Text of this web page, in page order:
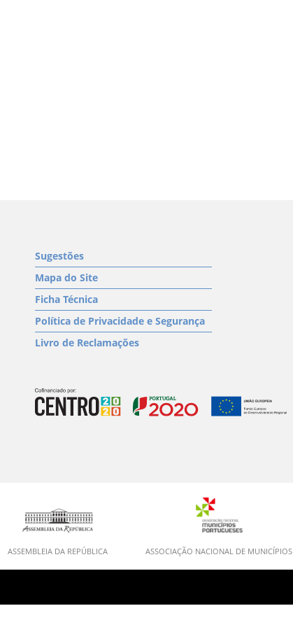
Sugestões
Mapa do Site
Ficha Técnica
Política de Privacidade e Segurança
Livro de Reclamações
ASSEMBLEIA DA REPÚBLICA ASSOCIAÇÃO NACIONAL DE MUNICÍPIOS